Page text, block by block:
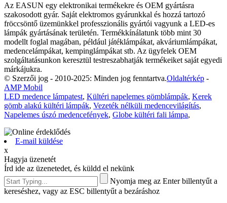
Az EASUN egy elektronikai termékekre és OEM gyártásra
szakosodott gyár. Saját elektromos gyárunkkal és hozzá tartozó
fröccsöntő üzemünkkel professzionális gyártói vagyunk a LED-es
lámpák gyártásának területén. Termékkínálatunk több mint 30
modellt foglal magában, például játéklámpákat, akváriumlámpákat,
medencelámpákat, kempinglámpákat stb. Az ügyfelek OEM
szolgáltatásunkon keresztül testreszabhatják termékeiket saját egyedi
márkájukra.
© Szerzői jog - 2010-2025: Minden jog fenntartva.Oldaltérkép -
AMP Mobil
LED medence lámpatest, Kültéri napelemes gömblámpák, Kerek
gömb alakú kültéri lámpák, Vezeték nélküli medencevilágítás,
Napelemes úszó medencefények, Globe kültéri fali lámpa,
E-mail küldése
x
Hagyja üzenetét
Írd ide az üzenetedet, és küldd el nekünk
Nyomja meg az Enter billentyűt a
kereséshez, vagy az ESC billentyűt a bezáráshoz